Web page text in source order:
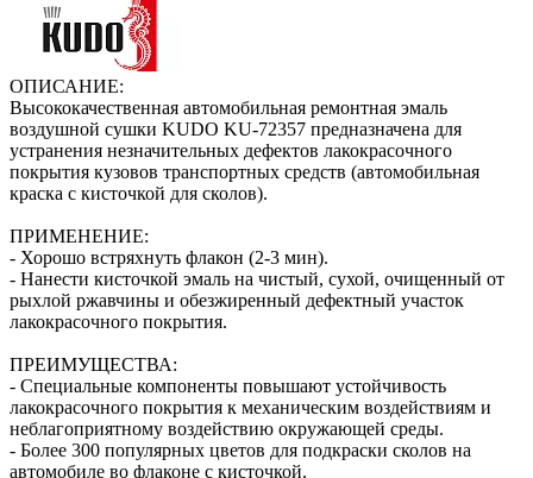
ОПИСАНИЕ:
Высококачественная автомобильная ремонтная эмаль
воздушной сушки KUDO KU-72357 предназначена для
устранения незначительных дефектов лакокрасочного
покрытия кузовов транспортных средств (автомобильная
краска с кисточкой для сколов).
ПРИМЕНЕНИЕ:
- Хорошо встряхнуть флакон (2‑3 мин).
- Нанести кисточкой эмаль на чистый, сухой, очищенный от
рыхлой ржавчины и обезжиренный дефектный участок
лакокрасочного покрытия.
ПРЕИМУЩЕСТВА:
- Специальные компоненты повышают устойчивость
лакокрасочного покрытия к механическим воздействиям и
неблагоприятному воздействию окружающей среды.
- Более 300 популярных цветов для подкраски сколов на
автомобиле во флаконе с кисточкой.